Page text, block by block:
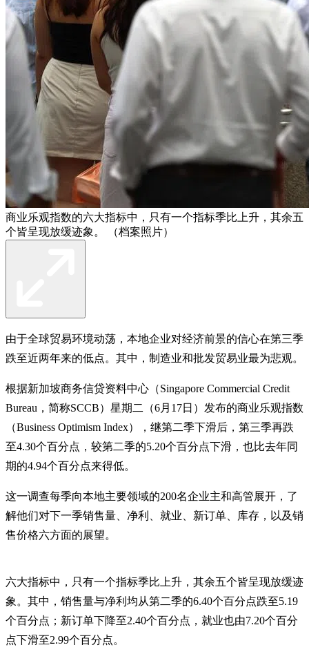
商业乐观指数的六大指标中，只有一个指标季比上升，其余五
个皆呈现放缓迹象。 （档案照片）
由于全球贸易环境动荡，本地企业对经济前景的信心在第三季
跌至近两年来的低点。其中，制造业和批发贸易业最为悲观。
根据新加坡商务信贷资料中心（Singapore Commercial Credit
Bureau，简称SCCB）星期二（6月17日）发布的商业乐观指数
（Business Optimism Index），继第二季下滑后，第三季再跌
至4.30个百分点，较第二季的5.20个百分点下滑，也比去年同
期的4.94个百分点来得低。
这一调查每季向本地主要领域的200名企业主和高管展开，了
解他们对下一季销售量、净利、就业、新订单、库存，以及销
售价格六方面的展望。
六大指标中，只有一个指标季比上升，其余五个皆呈现放缓迹
象。其中，销售量与净利均从第二季的6.40个百分点跌至5.19
个百分点；新订单下降至2.40个百分点，就业也由7.20个百分
点下滑至2.99个百分点。